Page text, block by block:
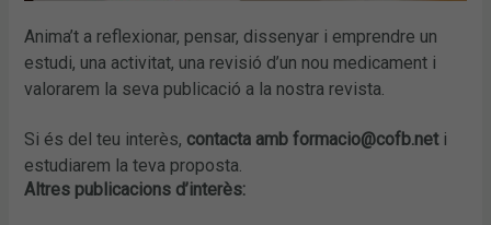
Anima’t a reflexionar, pensar, dissenyar i emprendre un
estudi, una activitat, una revisió d’un nou medicament i
valorarem la seva publicació a la nostra revista.
Si és del teu interès, contacta amb formacio@cofb.neti
estudiarem la teva proposta.
Altres publicacions d’interès: